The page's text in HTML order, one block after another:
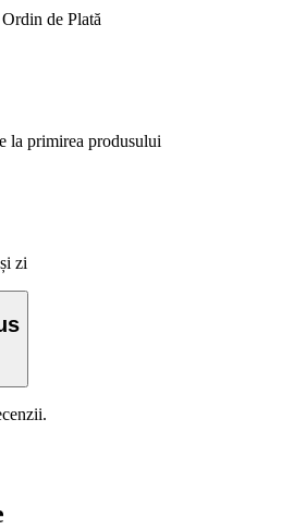
de Plată
la primirea produsului
zi